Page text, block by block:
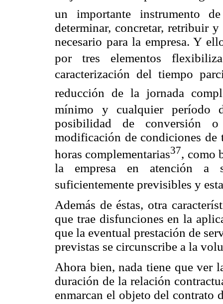
un importante instrumento
determinar, concretar, retribuir
necesario para la empresa. Y
por tres elementos
caracterización del tiempo
reducción de la jornada
mínimo y cualquier período
posibilidad de conversión
modificación de condiciones
horas complementarias37, como
la empresa en atención a
suficientemente previsibles y
Además de éstas, otra
que trae disfunciones en la
que la eventual prestación de
previstas se circunscribe a la
Ahora bien, nada tiene que ver
duración de la relación
enmarcan el objeto del contrato